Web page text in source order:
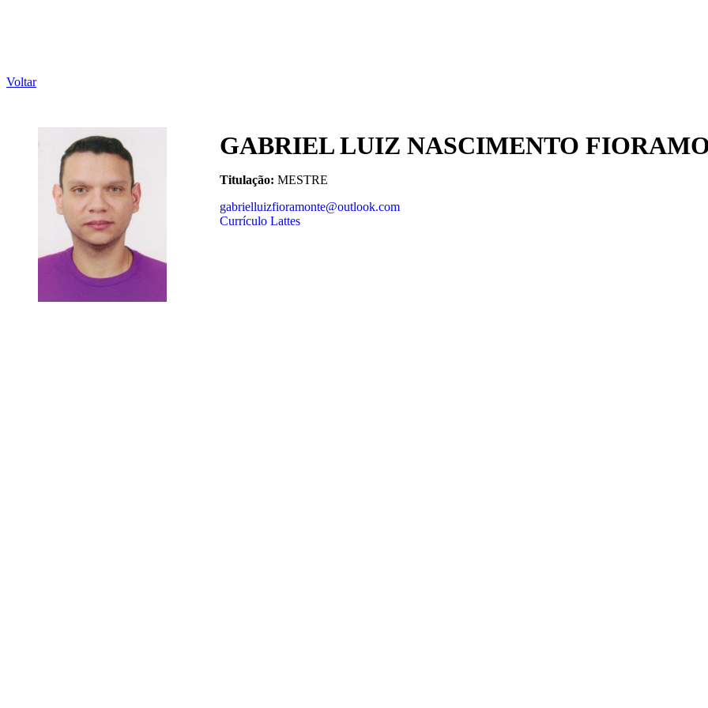
Voltar
GABRIEL LUIZ NASCIMENTO
Titulação: MESTRE
gabrielluizfioramonte@outlook.com
Currículo Lattes